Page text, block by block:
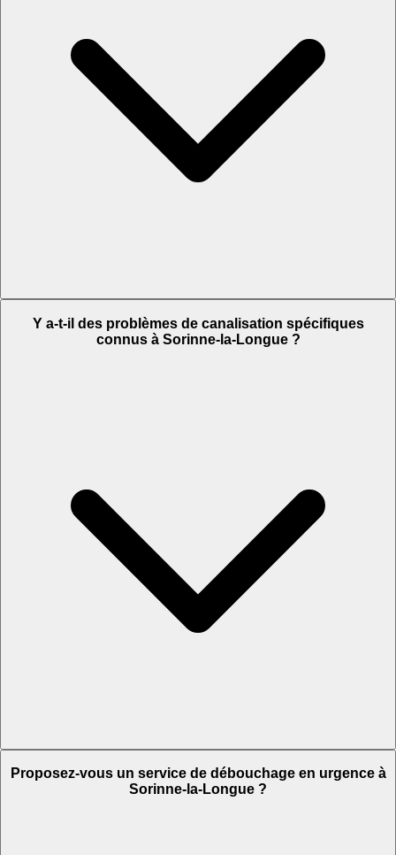
Y a-t-il des problèmes de canalisation spécifiques
connus à Sorinne-la-Longue ?
Proposez-vous un service de débouchage en urgence à
Sorinne-la-Longue ?